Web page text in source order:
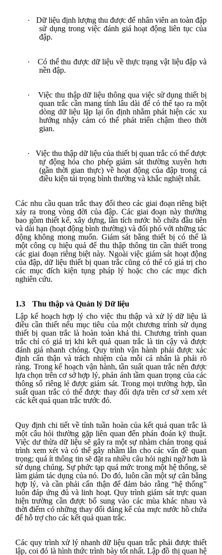
·
Dữ liệu định lượng thu được để nhân viên an toàn đập
sử dụng trong việc đánh giá hoạt động liên tục của
đập.
·
Có thể thu được dữ liệu về thực trạng vật liệu đập và
nền đập.
·
Việc thu thập dữ liệu thông qua việc sử dụng thiết bị
quan trắc cần mang tính lâu dài để có thể tạo ra một
dòng dữ liệu lặp lại ổn định nhằm phát hiện các xu
hướng nhậy cảm có thể phát triển chậm theo thời
gian.
·
Việc thu thập dữ liệu của thiết bị quan trắc có thể được
tự động hóa cho phép giám sát thường xuyên hơn
(gần thời gian thực) về hoạt động của đập trong cả
điều kiện tải trọng bình thường và khắc nghiệt nhất.
Các nhu cầu quan trắc thay đổi theo các giai đoạn riêng biệt
xảy ra trong vòng đời của đập. Các giai đoạn này thường
bao gồm thiết kế, xây dựng, lần tích nước hồ chứa đầu tiên
và dài hạn (hoạt động bình thường) và đối phó với những tác
động không mong muốn. Giám sát bằng thiết bị có thể là
một công cụ hiệu quả để thu thập thông tin cần thiết trong
các giai đoạn riêng biệt này. Ngoài việc giám sát hoạt động
của đập, dữ liệu thiết bị quan trắc cũng có thể có giá trị cho
các mục đích kiện tụng pháp lý hoặc cho các mục đích
nghiên cứu.
1.3
Thu thập và Quản lý Dữ liệu
Lập kế hoạch hợp lý cho việc thu thập và xử lý dữ liệu là
điều cần thiết nếu mục tiêu của một chương trình sử dụng
thiết bị quan trắc là hoàn toàn khả thi. Chương trình quan
trắc chỉ có giá trị khi kết quả quan trắc là tin cậy và được
đánh giá nhanh chóng. Quy trình vận hành phải được xác
định cẩn thận và trách nhiệm của mỗi cá nhân là phải rõ
ràng. Trong kế hoạch vận hành, tần suất quan trắc nên được
lựa chọn trên cơ sở hợp lý, phản ánh tầm quan trọng của các
thông số riêng lẻ được giám sát. Trong mọi trường hợp, tần
suất quan trắc có thể được thay đổi dựa trên cơ sở xem xét
các kết quả quan trắc trước đó.
Quy định chi tiết về tính tuần hoàn của kết quả quan trắc là
một câu hỏi thường gặp liên quan đến phán đoán kỹ thuật.
Việc dư thừa dữ liệu sẽ gây ra một sự nhàm chán trong quá
trình xem xét và có thể gây nhầm lẫn cho các vấn đề quan
trọng; quá ít thông tin sẽ đặt ra nhiều câu hỏi nghi ngờ hơn là
sử dụng chúng. Sự phức tạp quá mức trong một hệ thống, sẽ
làm giảm tác dụng của nó. Do đó, luôn cần một sự cân bằng
hợp lý, và cần phải cẩn thận để đảm bảo rằng “hệ thống”
luôn đáp ứng đủ và linh hoạt. Quy trình giám sát trực quan
hiện trường cần được bổ sung vào các mùa khác nhau và
thời điểm có những thay đổi đáng kể của mực nước hồ chứa
để hỗ trợ cho các kết quả quan trắc.
Các quy trình xử lý nhanh dữ liệu quan trắc phải được thiết
lập, coi đó là hình thức trình bày tốt nhất. Lập đồ thị quan hệ